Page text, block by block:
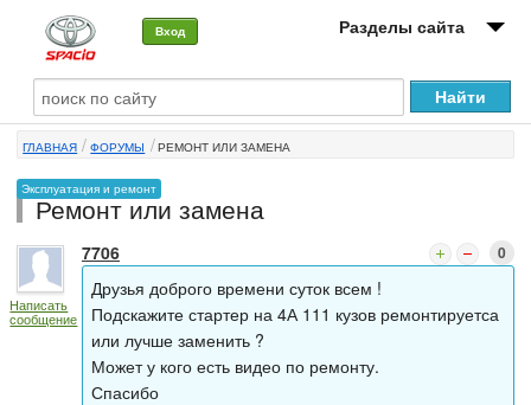
Вход Разделы сайта
О машине
Автоклуб
Форумы
Сервисы и услуги
Новости
ГЛАВНАЯ ФОРУМЫ РЕМОНТ ИЛИ ЗАМЕНА
Эксплуатация и ремонт
Ремонт или замена
Написать
сообщение
7706 0
Друзья доброго времени суток всем !
Подскажите стартер на 4А 111 кузов ремонтируетса
или лучше заменить ?
Может у кого есть видео по ремонту.
Спасибо